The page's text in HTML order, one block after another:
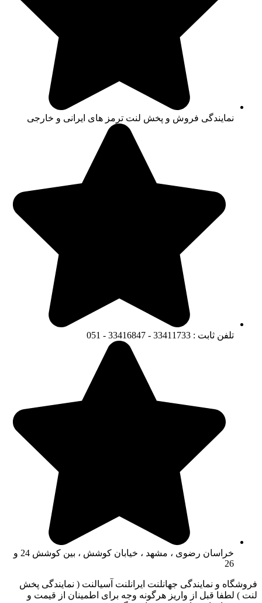
نمایندگی فروش و پخش لنت ترمز های ایرانی و خارجی
تلفن ثابت : 33411733 - 33416847 - 051
خراسان رضوی ، مشهد ، خیابان کوشش ، بین کوشش 24 و
26
فروشگاه و نمایندگی جهانلنت ایرانلنت آسیالنت ( نمایندگی پخش
لنت ) لطفا قبل از واریز هرگونه وجه برای اطمینان از قیمت و